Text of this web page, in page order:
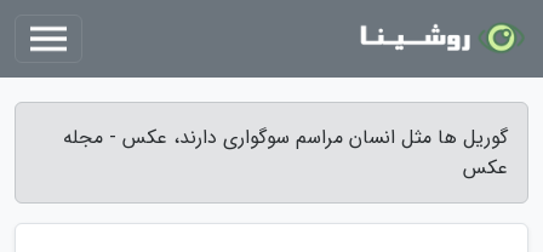
گوریل ها مثل انسان مراسم سوگواری دارند، عکس - مجله
عکس